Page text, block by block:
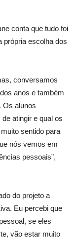
conta que tudo foi
própria escolha dos
conversamos
anos e também
Os alunos
atingir e qual os
sentido para
nós vemos em
pessoais”,
do projeto a
Eu percebi que
se eles
vão estar muito